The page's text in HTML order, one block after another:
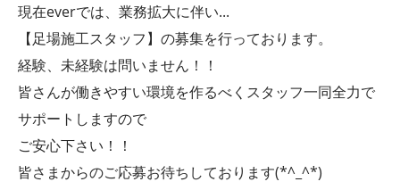
現在everでは、業務拡大に伴い...
【足場施工スタッフ】の募集を行っております。
経験、未経験は問いません！！
皆さんが働きやすい環境を作るべくスタッフ一同全力で
サポートしますので
ご安心下さい！！
皆さまからのご応募お待ちしております(*^_^*)